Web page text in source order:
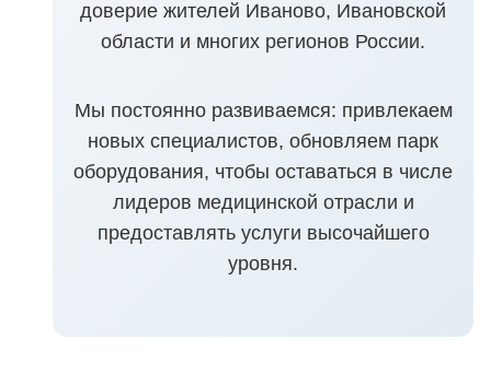
доверие жителей Иваново, Ивановской
области и многих регионов России.
Мы постоянно развиваемся: привлекаем
новых специалистов, обновляем парк
оборудования, чтобы оставаться в числе
лидеров медицинской отрасли и
предоставлять услуги высочайшего
уровня.